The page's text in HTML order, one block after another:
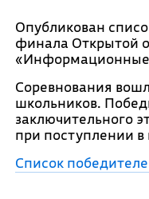
Опубликован
финала Открытой
«Информационные
Соревнования
школьников.
заключительного
при поступлении в
Список